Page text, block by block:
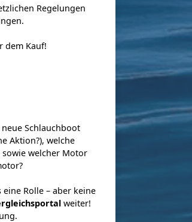
Regelungen
dem Kauf!
Schlauchboot
Aktion?), welche
welcher Motor
Rolle – aber keine
weiter!